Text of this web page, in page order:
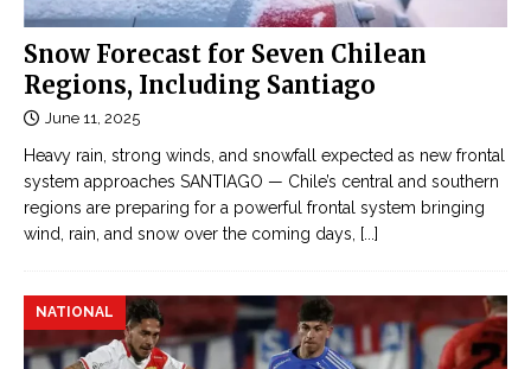
e
Đ
ọ
c
t
r
u
y
n
g
t
2
k
i
l
l
e
d
1
8
Snow Forecast for Seven Chilean
Regions, Including Santiago
June 11, 2025
Heavy rain, strong winds, and snowfall expected as new frontal
system approaches SANTIAGO — Chile’s central and southern
regions are preparing for a powerful frontal system bringing
wind, rain, and snow over the coming days, [...]
NATIONAL